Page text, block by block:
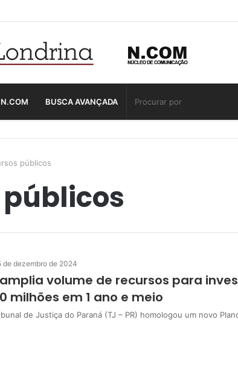
BUSCA AVANÇADA
públicos
de dezembro de 2024
volume de recursos para
milhões em 1 ano e meio
de Justiça do Paraná (TJ – PR) homologou um novo